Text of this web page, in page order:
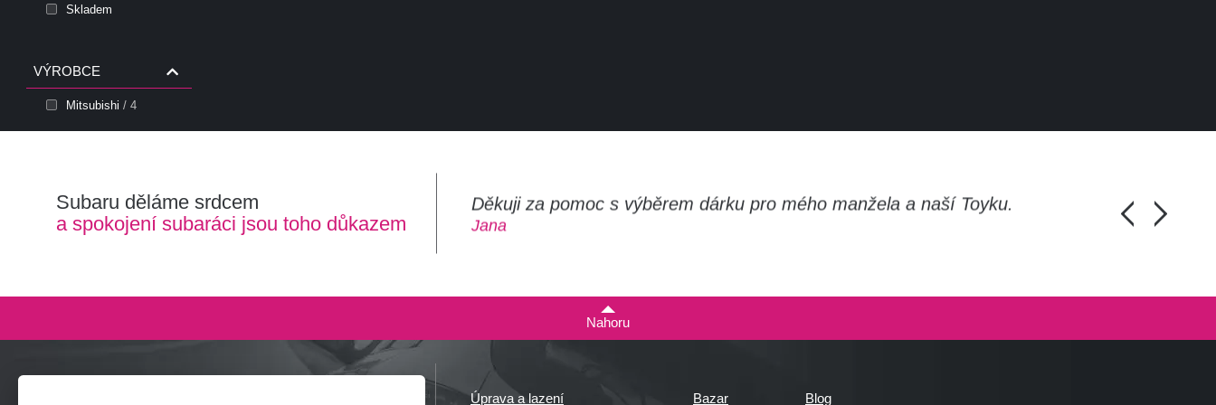
Skladem
VÝROBCE
Mitsubishi / 4
Subaru děláme srdcem
a spokojení subaráci jsou toho důkazem
Děkuji za pomoc s výběrem dárku pro mého manžela a naší Toyku.
Jana
Chlapi, moc
Honza Pánka,
Nahoru
Úprava a lazení Bazar Blog